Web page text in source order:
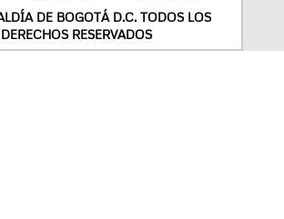
DE BOGOTÁ D.C. TODOS LOS
DERECHOS RESERVADOS